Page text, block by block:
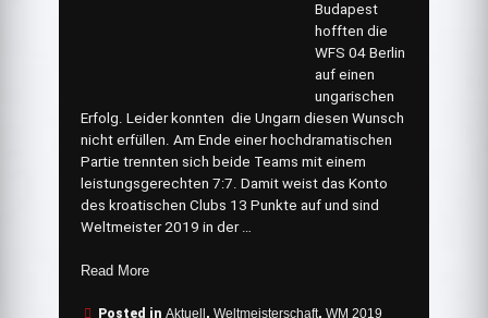
Budapest
hofften die
WFS 04 Berlin
auf einen
ungarischen
Erfolg. Leider konnten die Ungarn diesen Wunsch
nicht erfüllen. Am Ende einer hochdramatischen
Partie trennten sich beide Teams mit einem
leistungsgerechten 7:7. Damit weist das Konto
des kroatischen Clubs 13 Punkte auf und sind
Weltmeister 2019 in der …
Read More„6.
in
Posted in Aktuell , Weltmeisterschaft, WM 2019